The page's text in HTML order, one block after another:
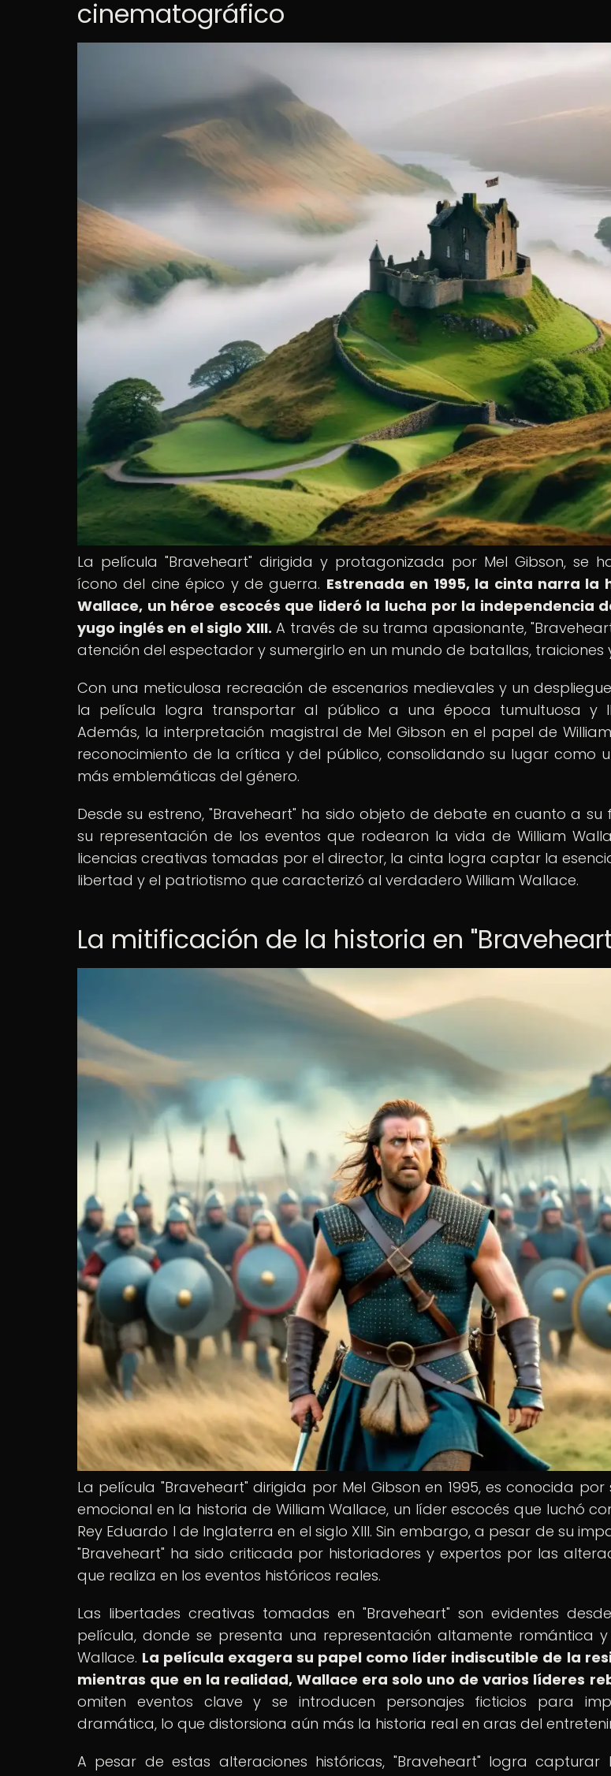
cinematográfico
La película "Braveheart" dirigida y protagonizada por Mel Gibson, se
ícono del cine épico y de guerra. Estrenada en 1995, la cinta narra la
Wallace, un héroe escocés que lideró la lucha por la independencia
yugo inglés en el siglo XIII. A través de su trama apasionante,
atención del espectador y sumergirlo en un mundo de batallas, traiciones
Con una meticulosa recreación de escenarios medievales y un
la película logra transportar al público a una época tumultuosa y
Además, la interpretación magistral de Mel Gibson en el papel de
reconocimiento de la crítica y del público, consolidando su lugar como
más emblemáticas del género.
Desde su estreno, "Braveheart" ha sido objeto de debate en cuanto a su
su representación de los eventos que rodearon la vida de William
licencias creativas tomadas por el director, la cinta logra captar la
libertad y el patriotismo que caracterizó al verdadero William Wallace.
La mitificación de la historia en
La película "Braveheart" dirigida por Mel Gibson en 1995, es conocida
emocional en la historia de William Wallace, un líder escocés que luchó
Rey Eduardo I de Inglaterra en el siglo XIII. Sin embargo, a pesar de su
"Braveheart" ha sido criticada por historiadores y expertos por las
que realiza en los eventos históricos reales.
Las libertades creativas tomadas en "Braveheart" son evidentes
película, donde se presenta una representación altamente romántica
Wallace. La película exagera su papel como líder indiscutible de la
mientras que en la realidad, Wallace era solo uno de varios líderes
omiten eventos clave y se introducen personajes ficticios para
dramática, lo que distorsiona aún más la historia real en aras del
A pesar de estas alteraciones históricas, "Braveheart" logra capturar